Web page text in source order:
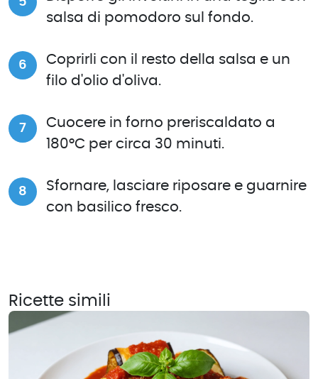
salsa di pomodoro sul fondo.
Coprirli con il resto della salsa e un
filo d'olio d'oliva.
Cuocere in forno preriscaldato a
180°C per circa 30 minuti.
Sfornare, lasciare riposare e guarnire
con basilico fresco.
Ricette simili